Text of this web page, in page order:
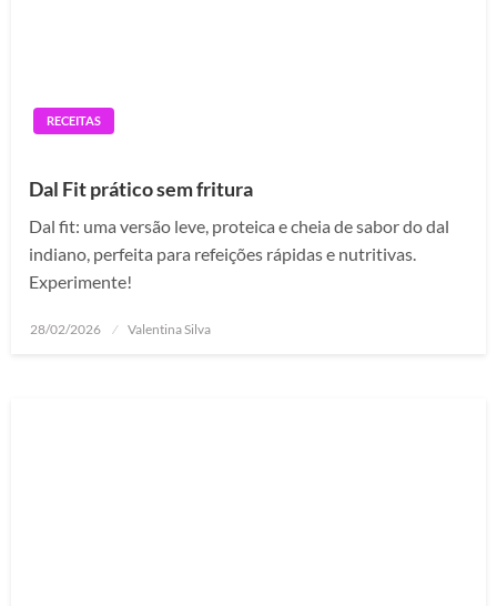
RECEITAS
Dal Fit prático sem fritura
Dal fit: uma versão leve, proteica e cheia de sabor do dal
indiano, perfeita para refeições rápidas e nutritivas.
Experimente!
Posted
28/02/2026 Valentina Silva